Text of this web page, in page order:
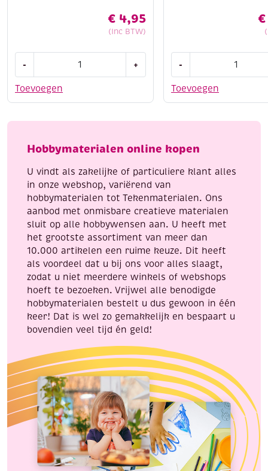
€ 4,95
(Inc BTW)
Toevoegen
-
lakmarker,
fijn
+
€
Toevoegen
-
acrylmarkers
basis
Hobbymaterialen online kopen
U vindt als zakelijke of particuliere klant alles
in onze webshop, variërend van
hobbymaterialen tot Tekenmaterialen. Ons
aanbod met onmisbare creatieve materialen
sluit op alle hobbywensen aan. U heeft met
het grootste assortiment van meer dan
10.000 artikelen een ruime keuze. Dit heeft
als voordeel dat u bij ons voor alles slaagt,
zodat u niet meerdere winkels of webshops
hoeft te bezoeken. Vrijwel alle benodigde
hobbymaterialen bestelt u dus gewoon in één
keer! Dat is wel zo gemakkelijk en bespaart u
bovendien veel tijd én geld!